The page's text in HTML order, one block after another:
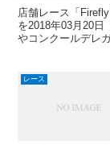
店舗レース「
を2018年03月20日
やコンクールデレ
レース